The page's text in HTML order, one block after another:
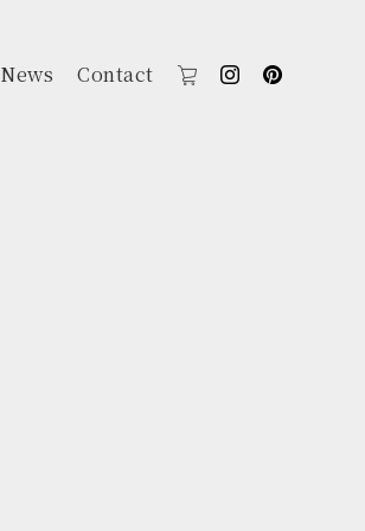
News Contact